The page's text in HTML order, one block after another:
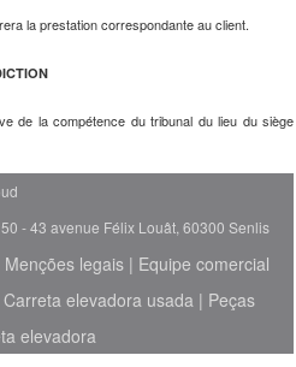
la prestation correspondante au client.
de la compétence du tribunal du lieu du siège
- 43 avenue Félix Louât, 60300 Senlis
Menções legais| Equipe comercial
Carreta elevadora usada| Peças
elevadora